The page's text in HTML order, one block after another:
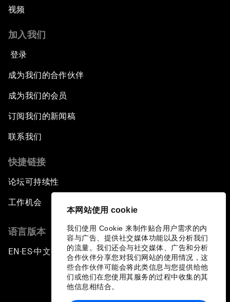
本网站使用 cookie
我们使用 Cookie 来制作贴合用户需求的内
容与广告、提供社交媒体功能以及分析我们
的流量。我们还会与社交媒体、广告和分析
合作伙伴分享您对我们网站的使用情况，这
些合作伙伴可能会将此类信息与您提供给他
们或他们在您使用其服务的过程中收集的其
他信息相结合。
视频
加入我们
登录
成为我们的合作伙伴
成为我们的会员
订阅我们的新闻稿
联系我们
快捷链接
论坛可持续性
工作机会
语言版本
EN ▪ES▪中文▪ 日本語